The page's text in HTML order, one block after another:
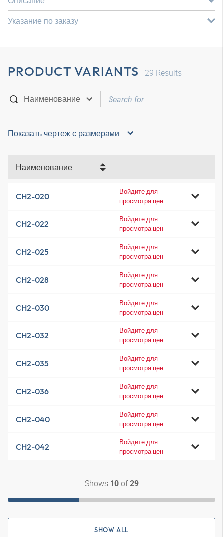
Указание по заказу
PRODUCT VARIANTS 29 Results
Показать чертеж с размерами
Наименование
CH2-020
Войдите для
просмотра цен
CH2-022
Войдите для
просмотра цен
CH2-025
Войдите для
просмотра цен
CH2-028
Войдите для
просмотра цен
CH2-030
Войдите для
просмотра цен
CH2-032
Войдите для
просмотра цен
CH2-035
Войдите для
просмотра цен
CH2-036
Войдите для
просмотра цен
CH2-040
Войдите для
просмотра цен
CH2-042
Войдите для
просмотра цен
Shows 10of29
SHOW ALL